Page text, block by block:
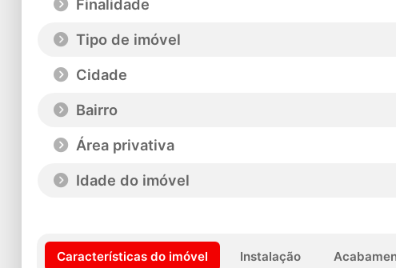
Finalidade
Tipo de imóvel
Cidade
Bairro
Área privativa
Idade do imóvel
Características do imóvel Instalação